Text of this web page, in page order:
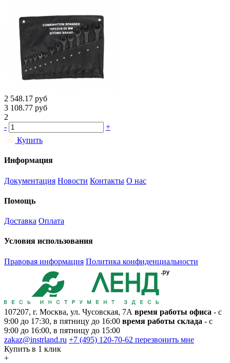
2 548.17 руб
3 108.77 руб
2
-
+
Купить
Информация
Документация Новости Контакты О нас
Помощь
Доставка Оплата
Условия использования
Правовая информация Политика конфиденциальности
107207, г. Москва, ул. Чусовская, 7А время работы офиса - с
9:00 до 17:30, в пятницу до 16:00 время работы склада - с
9:00 до 16:00, в пятницу до 15:00
zakaz@instrland.ru +7 (495) 120-70-62 перезвонить мне
Купить в 1 клик
+